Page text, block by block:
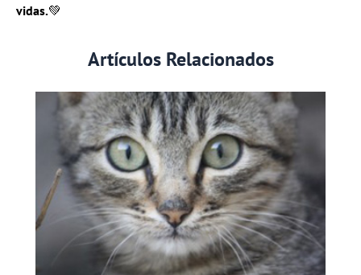
vidas.💚
Artículos Relacionados